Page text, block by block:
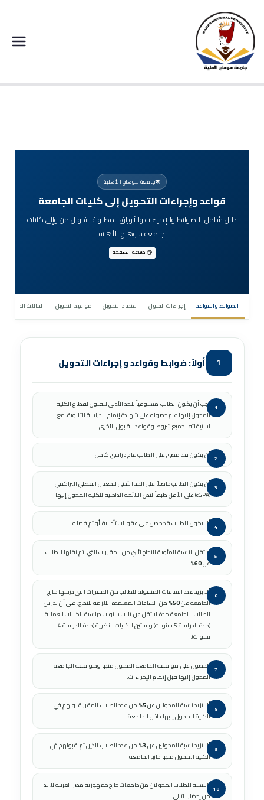
قواعد وإجراءات التحويل
جامعة سوهاج الأهلية
قواعد وإجراءات التحويل إلى كليات الجامعة
دليل شامل بالضوابط والإجراءات والأوراق المطلوبة للتحويل من وإلى كليات
جامعة سوهاج الأهلية
طباعة الصفحة
الضوابط والقواعد إجراءات القبول اعتماد التحويل مواعيد التحويل الحالات الملحة
1 أولاً: ضوابط وقواعد وإجراءات التحويل
يجب أن يكون الطالب مستوفياً للحد الأدنى للقبول لقطاع الكلية
المحول إليها عام حصوله على شهادة إتمام الدراسة الثانوية، مع
استيفائه لجميع شروط وقواعد القبول الأخرى.
أن يكون قد مضى على الطالب عام دراسي كامل.
أن يكون الطالب حاصلاً على الحد الأدنى للمعدل الفصلي التراكمي
(cGPA) على الأقل طبقاً لنص اللائحة الداخلية للكلية المحول إليها.
ألا يكون الطالب قد حصل على عقوبات تأديبية أو تم فصله.
لا تقل النسبة المئوية للنجاح لأي من المقررات التي يتم نقلها للطالب
عن60%
.
ألا يزيد عدد الساعات المنقولة للطالب من المقررات التي درسها خارج
الجامعة عن50% من الساعات المعتمدة اللازمة للتخرج، على أن يدرس
الطالب بالجامعة مدة لا تقل عن ثلاث سنوات دراسية للكليات العملية
(مدة الدراسة 5 سنوات) وسنتين للكليات النظرية (مدة الدراسة 4
سنوات).
الحصول على موافقة الجامعة المحول منها وموافقة الجامعة
المحول إليها قبل إتمام الإجراءات.
ألا تزيد نسبة المحولين عن5% من عدد الطلاب المقرر قبولهم في
الكلية المحول إليها داخل الجامعة.
ألا تزيد نسبة المحولين عن3% من عدد الطلاب الذين تم قبولهم في
الكلية المحول منها خارج الجامعة.
بالنسبة للطلاب المحولين من جامعات خارج جمهورية مصر العربية لا بد
من إحضار التالي: